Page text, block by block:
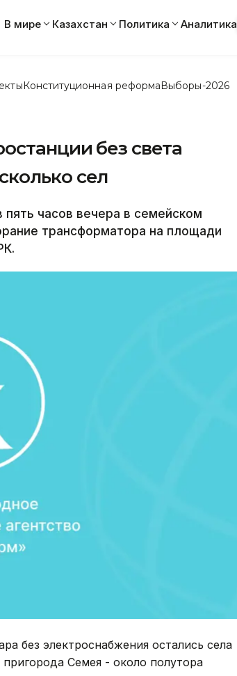
В мире Казахстан Политика Аналитика
Конституционная реформаВыборы-2026
без света
сел
часов вечера в семейском
трансформатора на площади
без электроснабжения остались села
Семея - около полутора